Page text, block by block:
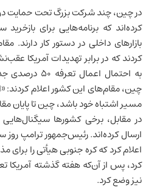
در چین، چند شرکت بزرگ تحت حمایت
کرده‌اند که برنامه‌هایی برای
بازارهای داخلی در دستور کار دارند.
کردند که در برابر تهدیدات آمریکا
به احتمال
چین، مقام‌های این کشور اعلام کردند:
مسیر اشتباه خود باشد،چینتا پایان
در مقابل، برخی کشورها
ارسال کرده‌اند. رئیس‌جمهور ترامپ
اعلام کرد کهکره جنوبیهیأتی را برای
کرد، پس از آن‌که هفته گذشته آمریکا
نیز وضع کرد.